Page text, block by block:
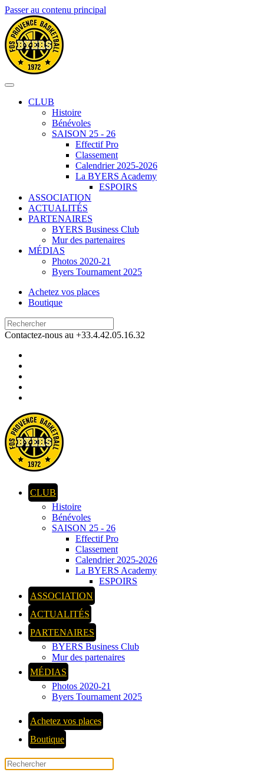
Passer au contenu principal
CLUB
Histoire
Bénévoles
SAISON 25 - 26
Effectif Pro
Classement
Calendrier 2025-2026
La BYERS Academy
ESPOIRS
ASSOCIATION
ACTUALITÉS
PARTENAIRES
BYERS Business Club
Mur des partenaires
MÉDIAS
Photos 2020-21
Byers Tournament 2025
Achetez vos places
Boutique
Contactez-nous au +33.4.42.05.16.32
CLUB
Histoire
Bénévoles
SAISON 25 - 26
Effectif Pro
Classement
Calendrier 2025-2026
La BYERS Academy
ESPOIRS
ASSOCIATION
ACTUALITÉS
PARTENAIRES
BYERS Business Club
Mur des partenaires
MÉDIAS
Photos 2020-21
Byers Tournament 2025
Achetez vos places
Boutique